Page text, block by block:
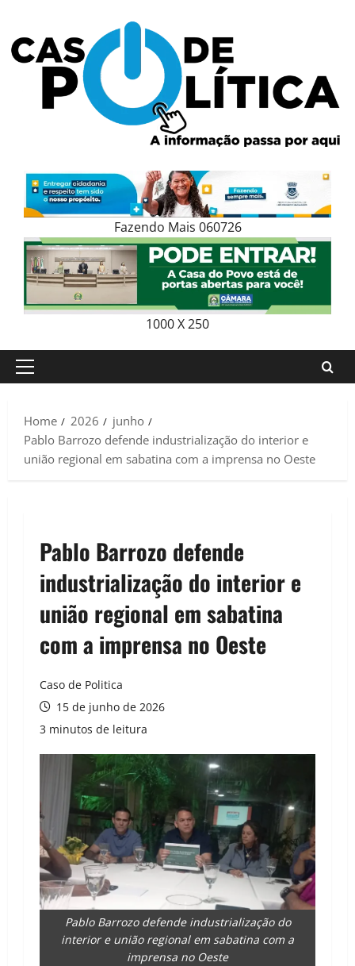
content
Fazendo Mais 060726
1000 X 250
Primary
Home
2026
junho
Pablo Barrozo defende industrialização do interior e
união regional em sabatina com a imprensa no Oeste
Pablo Barrozo defende
industrialização do interior e
união regional em sabatina
com a imprensa no Oeste
Caso de Politica
15 de junho de 2026
3 minutos de leitura
Pablo Barrozo defende industrialização do
interior e união regional em sabatina com a
imprensa no Oeste